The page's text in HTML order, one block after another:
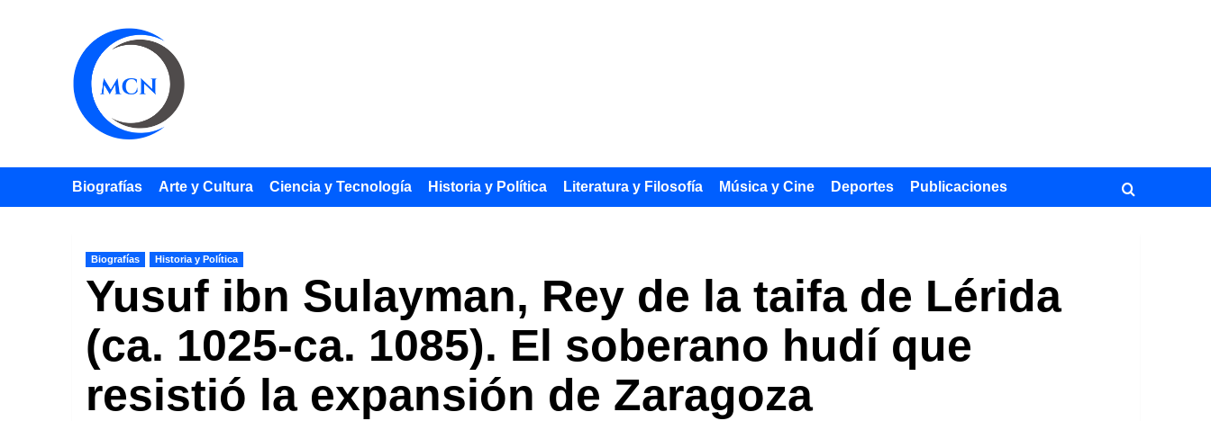
Biografías Arte y Cultura Ciencia y Tecnología Historia y Política Literatura y Filosofía Música y Cine Deportes Publicaciones
Biografías Historia y Política
Yusuf ibn Sulayman, Rey de la taifa de Lérida
(ca. 1025-ca. 1085). El soberano hudí que
resistió la expansión de Zaragoza